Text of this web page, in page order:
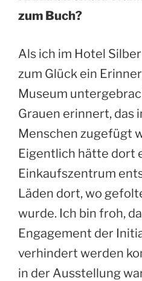
zum Buch?
Als ich im Hotel
zum Glück ein
Museum
Grauen erinnert, das
Menschen zugefügt
Eigentlich hätte dort
Einkaufszentrum
Läden dort, wo
wurde. Ich bin froh,
Engagement der
verhindert werden
in der Ausstellung